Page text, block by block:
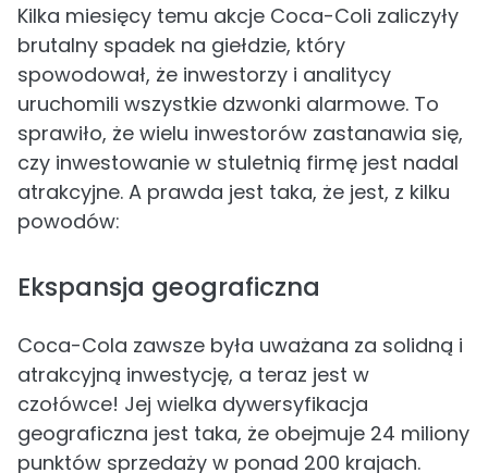
Kilka miesięcy temu akcje Coca-Coli zaliczyły
brutalny spadek na giełdzie, który
spowodował, że inwestorzy i analitycy
uruchomili wszystkie dzwonki alarmowe. To
sprawiło, że wielu inwestorów zastanawia się,
czy inwestowanie w stuletnią firmę jest nadal
atrakcyjne. A prawda jest taka, że jest, z kilku
powodów:
Ekspansja geograficzna
Coca-Cola zawsze była uważana za solidną i
atrakcyjną inwestycję, a teraz jest w
czołówce! Jej wielka dywersyfikacja
geograficzna jest taka, że obejmuje 24 miliony
punktów sprzedaży w ponad 200 krajach.